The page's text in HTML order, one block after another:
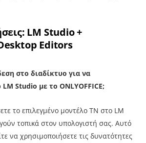
LM Studio +
Editors
στο διαδίκτυο για να
Studio με το ONLYOFFICE;
το επιλεγμένο μοντέλο ΤΝ στο LM
τοπικά στον υπολογιστή σας. Αυτό
να χρησιμοποιήσετε τις δυνατότητες